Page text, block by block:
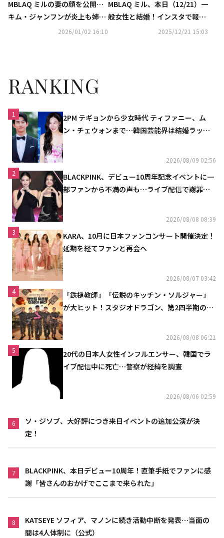
MBLAQ ミルの妻の顔を公開…
キム・ジャンフンが炎上も姉
コ・ウナが釈明「結婚式は非公
2026/01/02 16:10
MBLAQ ミル、本日（12/21）一
般女性と結婚！インスタで報告
「誠実に生きていく」2025/12/21 15:03
RANKING
1
2PM テギョンから少女時代 ティファニー、ム
ン・チェウォンまで…韓国芸能界は結婚ラッシ
2026/08/09 02:56
2
BLACKPINK、デビュー10周年記念イベントに一
部ファンから不満の声も…ライブ配信で謝罪
2026/08/08 08:39
3
KARA、10月に日本ファンコンサート開催決定！
延期を経てファンと再会へ
2026/08/07 03:42
4
「鉄槌教師」「伝説のキッチン・ソルジャー」
が大ヒット！スタジオドラゴン、第2四半期の売
2026/08/08 06:21
5
20代の日本人女性インフルエンサー、韓国でラ
イブ配信中に死亡…警察が経緯を調査
2026/08/06 02:59
6
ソ・ジソブ、大好評につき来日イベントの追加公演が決
定！
7
BLACKPINK、本日デビュー10周年！直筆手紙でファンに感
謝「皆さんのおかげでここまで来られた」
8
KATSEYE ソフィア、マノンに続き活動中断を発表…当面の
間は4人体制に（公式）